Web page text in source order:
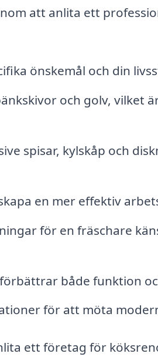
att anlita ett
önskemål och din
och golv, vilket
spisar, kylskåp och
en mer effektiv
för en fräschare
både funktion
för att möta
ett företag för